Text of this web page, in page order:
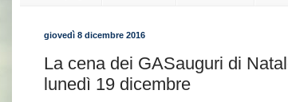
giovedì 8 dicembre 2016
La cena dei GASauguri di
lunedì 19 dicembre